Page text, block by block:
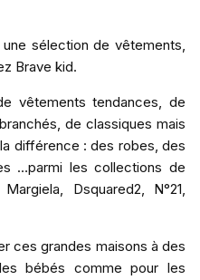
sélection de vêtements,
Brave kid.
vêtements tendances, de
de classiques mais
différence : des robes, des
…parmi les collections de
Dsquared2, N°21,
ces grandes maisons à des
bébés comme pour les